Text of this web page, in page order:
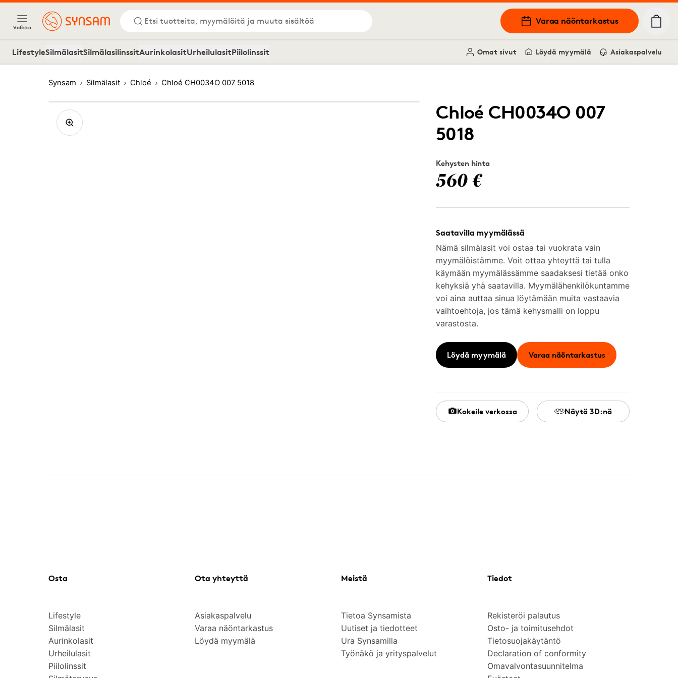
Valikko
Etsi tuotteita, myymälöitä ja muuta sisältöä Varaa näöntarkastus
LifestyleSilmälasitSilmälasilinssitAurinkolasitUrheilulasitPiilolinssit Omat sivut Löydä myymälä Asiakaspalvelu
Synsam Silmälasit Chloé Chloé CH0034O 007 5018
Chloé CH0034O 007
5018
Kehysten hinta
560 €
Saatavilla myymälässä
Nämä silmälasit voi ostaa tai vuokrata vain
myymälöistämme. Voit ottaa yhteyttä tai tulla
käymään myymälässämme saadaksesi tietää onko
kehyksiä yhä saatavilla. Myymälähenkilökuntamme
voi aina auttaa sinua löytämään muita vastaavia
vaihtoehtoja, jos tämä kehysmalli on loppu
varastosta.
Löydä myymälä Varaa näöntarkastus
Kokeile verkossa Näytä 3D:nä
Osta
Lifestyle
Silmälasit
Aurinkolasit
Urheilulasit
Piilolinssit
Ota yhteyttä
Asiakaspalvelu
Varaa näöntarkastus
Löydä myymälä
Meistä
Tietoa Synsamista
Uutiset ja tiedotteet
Ura Synsamilla
Työnäkö ja yrityspalvelut
Tiedot
Rekisteröi palautus
Osto- ja toimitusehdot
Tietosuojakäytäntö
Declaration of conformity
Omavalvontasuunnitelma